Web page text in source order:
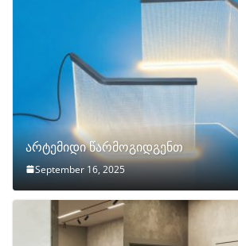
არტემიდი წარმოგიდგენთ
September 16, 2025